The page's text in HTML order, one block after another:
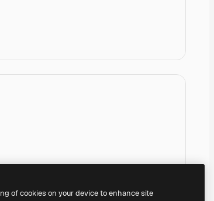
of cookies on your device to enhance site